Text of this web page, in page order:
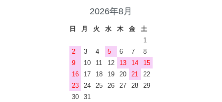
2026年8月
日 月 火 水 木 金
土
1
2
3 4 5 6 7
8
9
10 11 12 13 14
15
16
17 18 19 20 21
22
23
24 25 26 27 28
29
30
31